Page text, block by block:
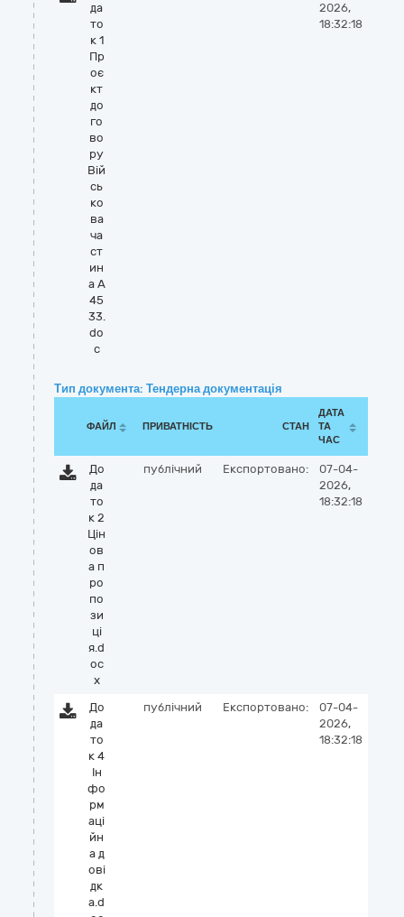
да
то
к 1
Пр
оє
кт
до
го
во
ру
Вій
сь
ко
ва
ча
ст
ин
а А
45
33.
do
c
2026,
18:32:18
Тип документа: Тендерна документація
ФАЙЛ ПРИВАТНІСТЬ СТАН
ДАТА
ТА
ЧАС
До
да
то
к 2
Цін
ов
а п
ро
по
зи
ці
я.d
oc
x
публічний Експортовано:
07-04-
2026,
18:32:18
До
да
то
к 4
Ін
фо
рм
аці
йн
а д
ові
дк
а.d
публічний Експортовано:
07-04-
2026,
18:32:18